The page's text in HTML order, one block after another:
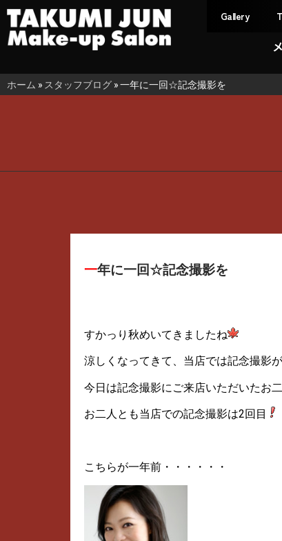
Gallery
ホーム » スタッフブログ »一年に一回☆記念撮影を
一年に一回☆記念撮影を
すかっり秋めいてきましたね
涼しくなってきて、当店では記念撮影
今日は記念撮影にご来店いただいたお
お二人とも当店での記念撮影は2回目
こちらが一年前・・・・・・